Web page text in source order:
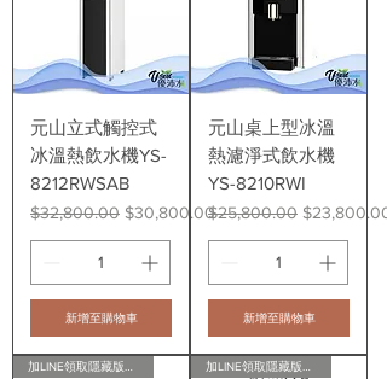
元山立式觸控式
冰溫熱飲水機YS-
8212RWSAB
一般價格
$32,800.00 促銷價格
$30,800.00
新增至購物車
元山桌上型冰溫
熱濾淨式飲水機
YS-8210RWI
一般價格
$25,800.00 促銷價格
$23,800.00
新增至購物車